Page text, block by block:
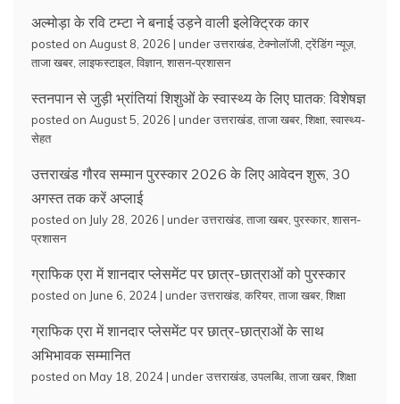
अल्मोड़ा के रवि टम्टा ने बनाई उड़ने वाली इलेक्ट्रिक कार
posted on August 8, 2026 | underउत्तराखंड टेक्नोलॉजी ट्रेंडिंग न्यूज़,
ताजा खबर लाइफस्टाइल विज्ञान, शासन-प्रशासन
स्तनपान से जुड़ी भ्रांतियां शिशुओं के स्वास्थ्य के लिए घातक: विशेषज्ञ
posted on August 5, 2026 | underउत्तराखंड ताजा खबर शिक्षा स्वास्थ्य-
सेहत
उत्तराखंड गौरव सम्मान पुरस्कार 2026 के लिए आवेदन शुरू, 30
अगस्त तक करें अप्लाई
posted on July 28, 2026 | underउत्तराखंड ताजा खबर पुरस्कार शासन-
प्रशासन
ग्राफिक एरा में शानदार प्लेसमेंट पर छात्र-छात्राओं को पुरस्कार
posted on June 6, 2024 | underउत्तराखंड करियर ताजा खबर शिक्षा
ग्राफिक एरा में शानदार प्लेसमेंट पर छात्र-छात्राओं के साथ
अभिभावक सम्मानित
posted on May 18, 2024 | underउत्तराखंड उपलब्धि ताजा खबर शिक्षा